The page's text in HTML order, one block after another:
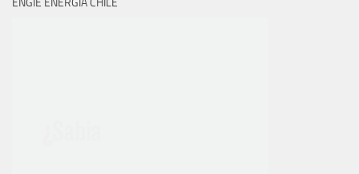
ENGIE ENERGÍA CHILE